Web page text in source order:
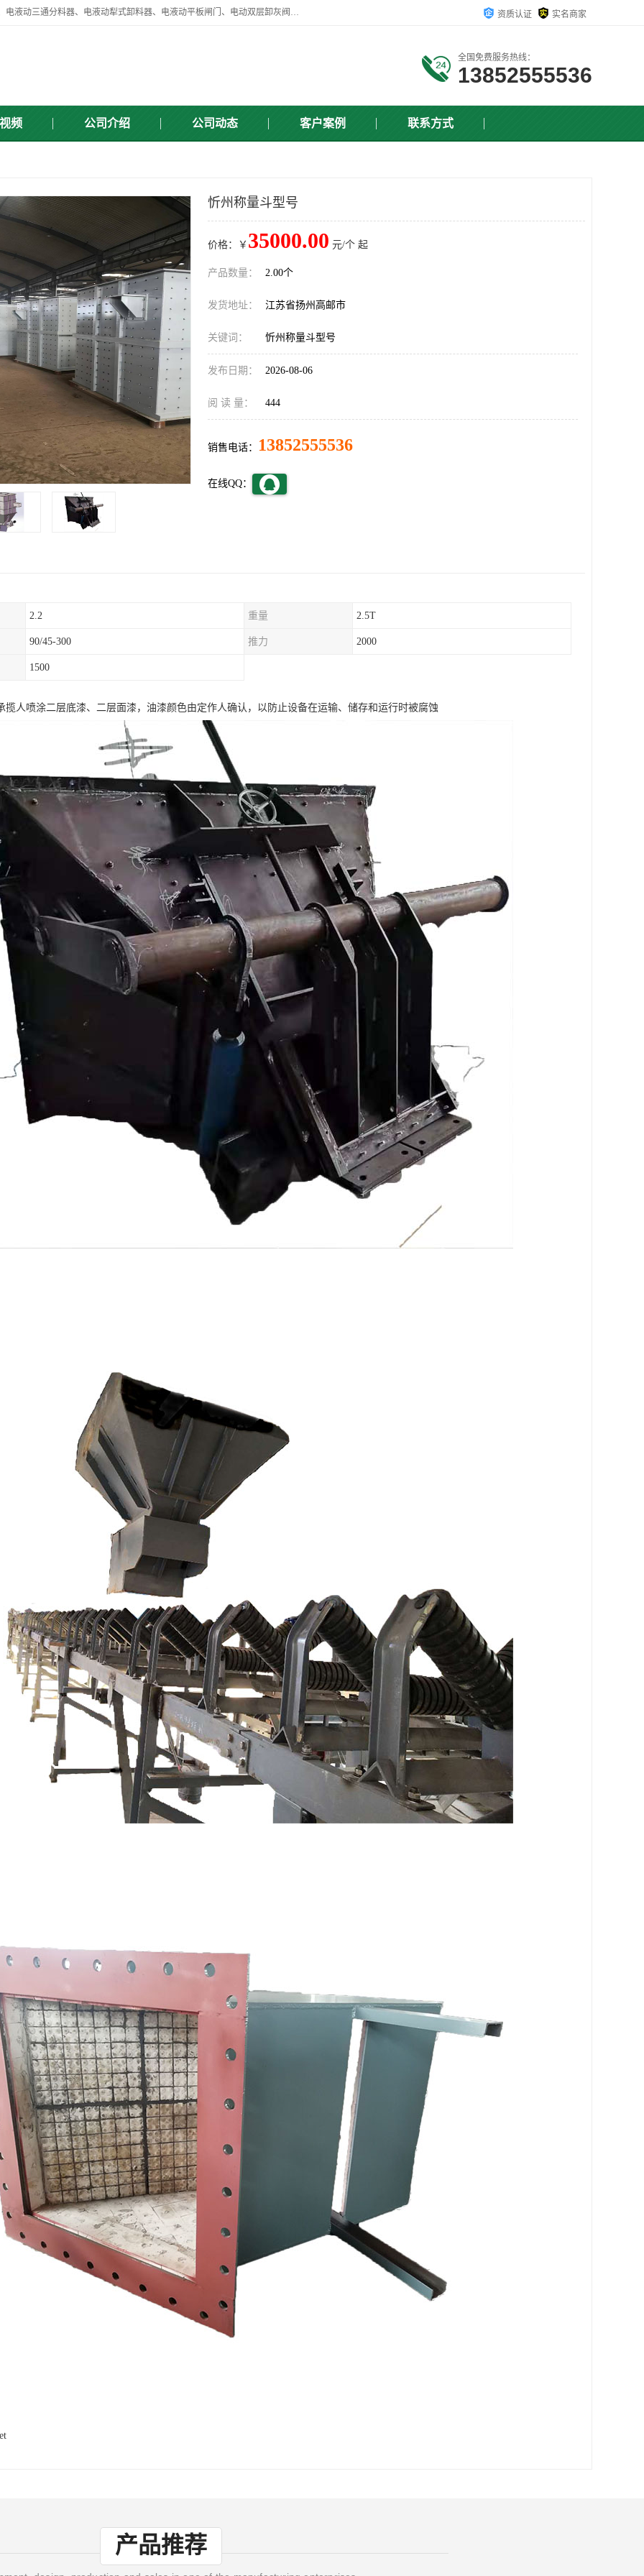
扬州中悦机械有限公司目前主要产品有：全自动液压纠偏器、液压拉紧、电液动三通分料器、电液动犁式卸料器、电液动平板闸门、电动双层卸灰阀、标准件、紧固件、液压泵站、新型电液推杆、皮带全自动液压调正器等，以及除尘通风类百余种产品系列。产品广泛适用于矿山、电力、煤矿、冶金、交通、化工、水利等行业。 资质认证 实名商家
全国免费服务热线：
13852555536
频 公司介绍 公司动态 客户案例 联系方式
忻州称量斗型号
价格：￥ 35000.00 元/个 起
产品数量： 2.00个
发货地址： 江苏省扬州高邮市
关键词： 忻州称量斗型号
发布日期： 2026-08-06
阅 读 量： 444
销售电话： 13852555536
在线QQ：
2.2 重量 2.5T
90/45-300 推力 2000
1500
揽人喷涂二层底漆、二层面漆，油漆颜色由定作人确认，以防止设备在运输、储存和运行时被腐蚀
产品推荐